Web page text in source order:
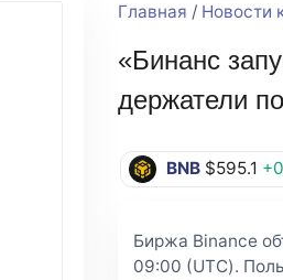
Главная / Новости
«Бинанс
держатели
BNB $595.1
Биржа Binance
09:00 (UTC).